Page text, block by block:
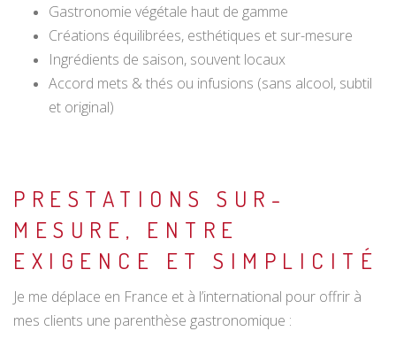
Gastronomie végétale haut de gamme
Créations équilibrées, esthétiques et sur-mesure
Ingrédients de saison, souvent locaux
Accord mets & thés ou infusions (sans alcool, subtil
et original)
PRESTATIONS SUR-
MESURE, ENTRE
EXIGENCE ET SIMPLICITÉ
Je me déplace en France et à l’international pour offrir à
mes clients une parenthèse gastronomique :